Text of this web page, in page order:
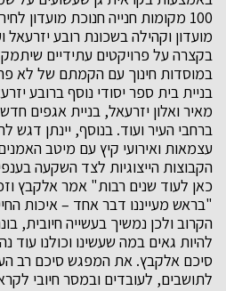
100 מקומות חנייה חנוכת מועדון
מועדון וקהילה בשכונת רובע יזרעאל
בקצרה על פרויקטים עתידיים
בניית בית ספר יסודי נוסף ברובע
מאיר ואלון יזרעאל, בניית אגפים
ברחבי העיר ועוד. בנוסף, יינתן דגש
עצמאות ואירועי קיץ עם מיטב
הקבוצות הייצוגיות לצד השקעה
כאן לעוד שנים רבות" אמר אלקבץ
"בראש מעייננו דבר אחד – איכות
הקרוב ולכן נמשיך בעשייה חיובית,
להיות גאים במה שעשינו וכולנו
סיכם אלקבץ. את המפגש סיכם רב
לתושבים, לעובדים ובמסר חיובי